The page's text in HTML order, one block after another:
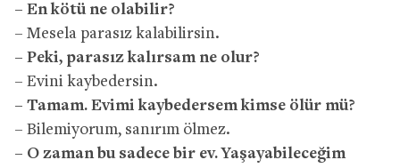
– En kötü ne olabilir?
– Mesela parasız kalabilirsin.
– Peki, parasız kalırsam ne olur?
– Evini kaybedersin.
– Tamam. Evimi kaybedersem kimse ölür mü?
– Bilemiyorum, sanırım ölmez.
– O zaman bu sadece bir ev. Yaşayabileceğim